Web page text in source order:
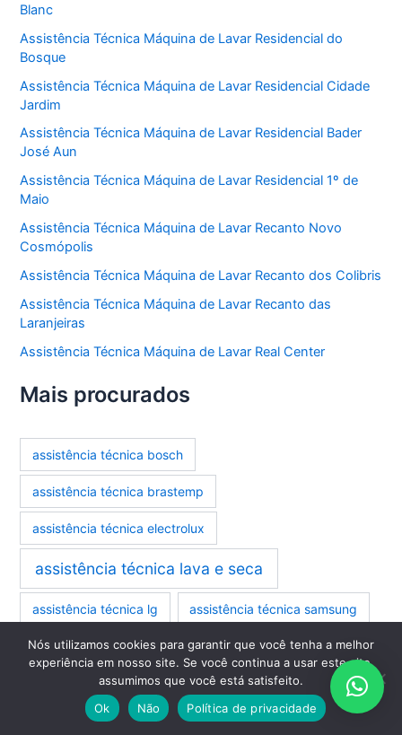
Blanc
Assistência Técnica Máquina de Lavar Residencial do
Bosque
Assistência Técnica Máquina de Lavar Residencial Cidade
Jardim
Assistência Técnica Máquina de Lavar Residencial Bader
José Aun
Assistência Técnica Máquina de Lavar Residencial 1º de
Maio
Assistência Técnica Máquina de Lavar Recanto Novo
Cosmópolis
Assistência Técnica Máquina de Lavar Recanto dos Colibris
Assistência Técnica Máquina de Lavar Recanto das
Laranjeiras
Assistência Técnica Máquina de Lavar Real Center
Mais procurados
assistência técnica bosch
assistência técnica brastemp
assistência técnica electrolux
assistência técnica lava e seca
assistência técnica lg assistência técnica samsung
bomba de drenagem bosch brastemp
conserto de fogão jardim américa
Nós utilizamos cookies para garantir que você tenha a melhor
experiência em nosso site. Se você continua a usar este site,
assumimos que você está satisfeito.
Ok
Não Política de privacidade